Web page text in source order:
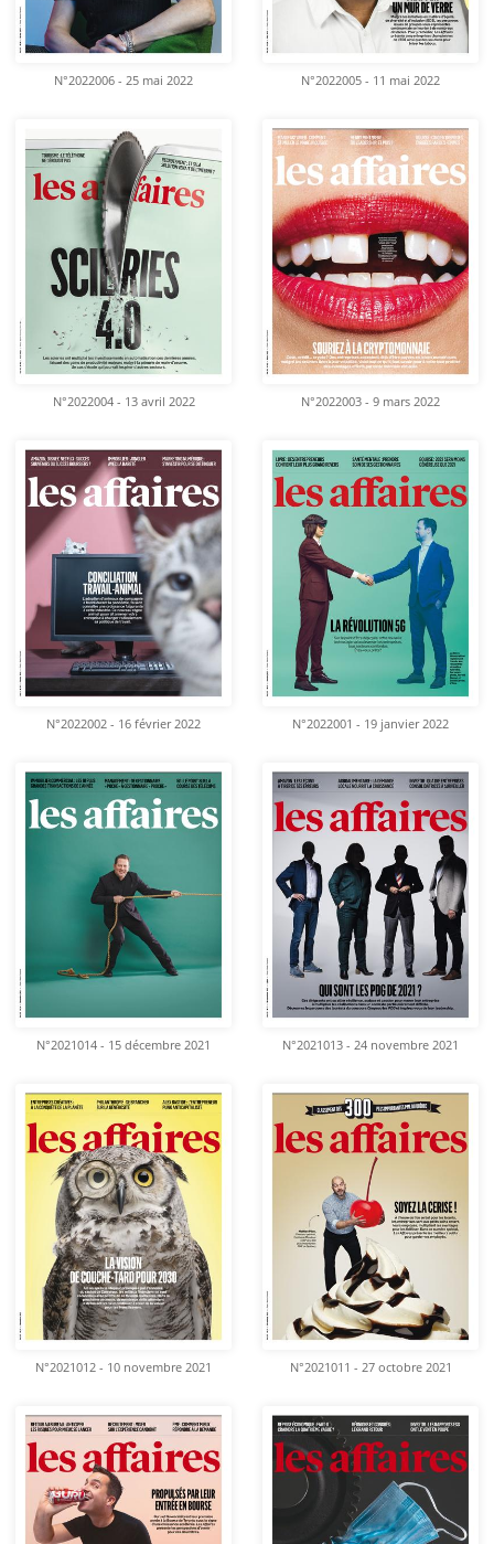
N°2022006 - 25 mai 2022 N°2022005 - 11 mai 2022
N°2022004 - 13 avril 2022 N°2022003 - 9 mars 2022
N°2022002 - 16 février 2022 N°2022001 - 19 janvier 2022
N°2021014 - 15 décembre 2021 N°2021013 - 24 novembre 2021
N°2021012 - 10 novembre 2021 N°2021011 - 27 octobre 2021